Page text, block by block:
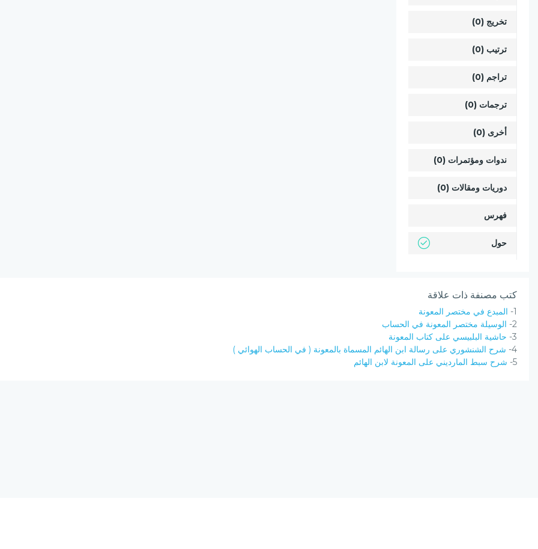
تخريج (0)
ترتيب (0)
تراجم (0)
ترجمات (0)
أخرى (0)
ندوات ومؤتمرات (0)
دوريات ومقالات (0)
فهرس
حول
كتب مصنفة ذات علاقة
1- المبدع في مختصر المعونة
2- الوسيلة مختصر المعونة في الحساب
3- حاشية البلبيسي على كتاب المعونة
4- شرح الشنشوري على رسالة ابن الهائم المسماة بالمعونة ( في الحساب الهوائي )
5- شرح سبط المارديني على المعونة لابن الهائم